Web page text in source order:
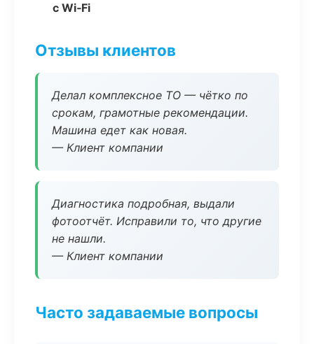
с Wi‑Fi
Отзывы клиентов
Делал комплексное ТО — чётко по
срокам, грамотные рекомендации.
Машина едет как новая.
— Клиент компании
Диагностика подробная, выдали
фотоотчёт. Исправили то, что другие
не нашли.
— Клиент компании
Часто задаваемые вопросы